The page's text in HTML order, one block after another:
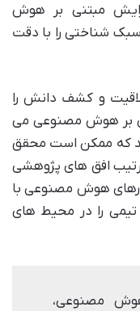
مبتنی بر هوش
شناختی را با دقت
و کشف دانش را
بر هوش مصنوعی می
که ممکن است محقق
افق های پژوهشی
هوش مصنوعی با
را در محیط های
مصنوعی،